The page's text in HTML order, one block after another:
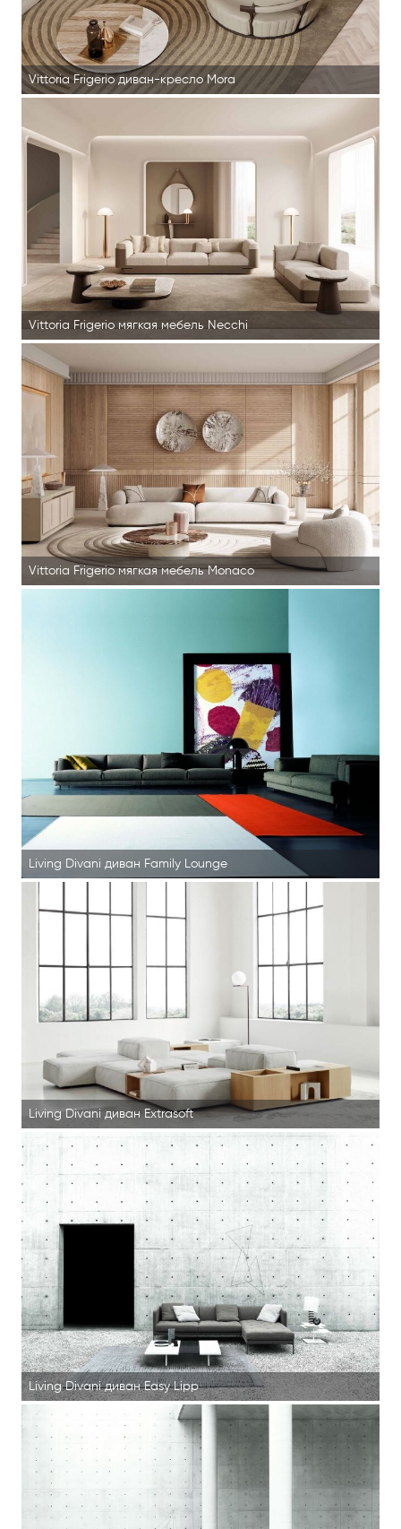
Vittoria Frigerio диван-кресло Mora
Vittoria Frigerio мягкая мебель Necchi
Vittoria Frigerio мягкая мебель Monaco
Living Divani диван Family Lounge
Living Divani диван Extrasoft
Living Divani диван Easy Lipp